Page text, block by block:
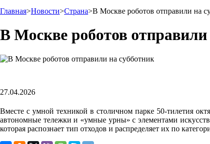
Главная>Новости>Страна>В Москве роботов отправили на
В Москве роботов отправили
27.04.2026
Вместе с умной техникой в столичном парке 50-тилетия
автономные тележки и «умные урны» с элементами
которая распознает тип отходов и распределяет их по